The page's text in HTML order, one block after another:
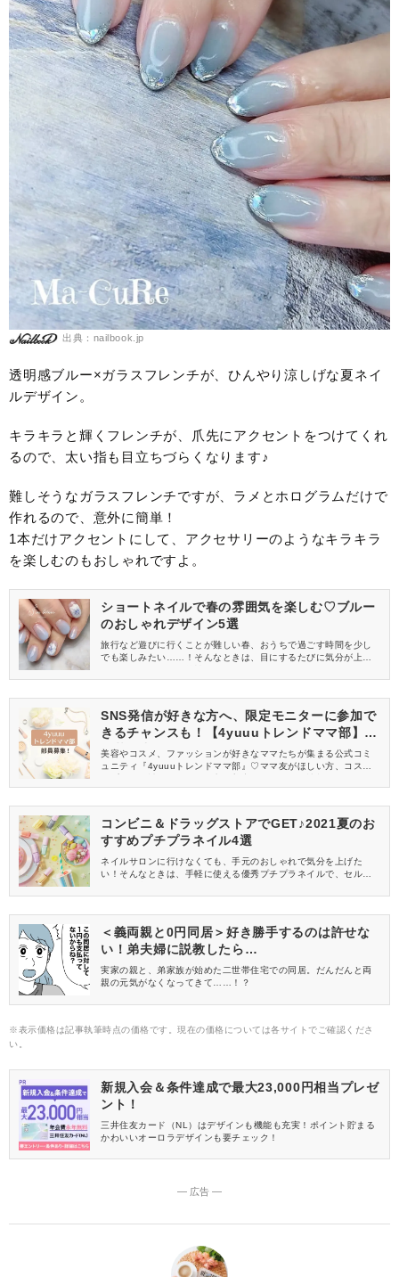
出典：nailbook.jp
透明感ブルー×ガラスフレンチが、ひんやり涼しげな夏ネイ
ルデザイン。
キラキラと輝くフレンチが、爪先にアクセントをつけてくれ
るので、太い指も目立ちづらくなります♪
難しそうなガラスフレンチですが、ラメとホログラムだけで
作れるので、意外に簡単！
1本だけアクセントにして、アクセサリーのようなキラキラ
を楽しむのもおしゃれですよ。
ショートネイルで春の雰囲気を楽しむ♡ブルー
のおしゃれデザイン5選
旅行など遊びに行くことが難しい春、おうちで過ごす時間を少し
でも楽しみたい……！そんなときは、目にするたびに気分が上が
ルにおすすめのブルーのネイルデザインをご紹介します。
SNS発信が好きな方へ、限定モニターに参加で
きるチャンスも！【4yuuuトレンドママ部】部
員募集中
美容やコスメ、ファッションが好きなママたちが集まる公式コミ
ュニティ『4yuuuトレンドママ部』♡ママ友がほしい方、コスメサ
信してくれる方を募集しています！
コンビニ＆ドラッグストアでGET♪2021夏のお
すすめプチプラネイル4選
ネイルサロンに行けなくても、手元のおしゃれで気分を上げた
い！そんなときは、手軽に使える優秀プチプラネイルで、セルフ
アで買える2021夏おすすめのプチプラネイルをご紹介します。新
＜義両親と0円同居＞好き勝手するのは許せな
い！弟夫婦に説教したら…
実家の親と、弟家族が始めた二世帯住宅での同居。だんだんと両
親の元気がなくなってきて……！？
※表示価格は記事執筆時点の価格です。現在の価格については各サイトでご確認くださ
い。
新規入会＆条件達成で最大23,000円相当プレゼ
ント！
三井住友カード（NL）はデザインも機能も充実！ポイント貯まる
かわいいオーロラデザインも要チェック！
― 広告 ―